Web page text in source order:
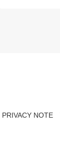
PRIVACY NOTE